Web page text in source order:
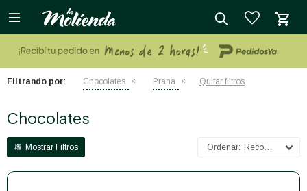

Filtrando por: Chocolates Prana Quitar filtros
Chocolates
Recomendados